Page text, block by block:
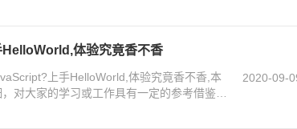
体验究竟香不香
上手HelloWorld,体验究竟香不香,本
对大家的学习或工作具有一定的参考借鉴价
2020-09-